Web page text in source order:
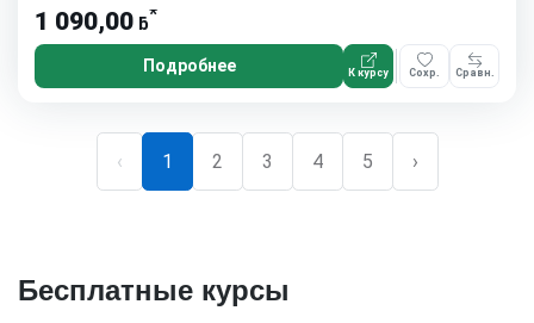
1 090,00 ƃ*
Подробнее К курсу Сохр. Сравн.
‹ 1 2 3 4 5 ›
Бесплатные курсы